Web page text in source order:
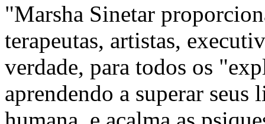
"Marsha Sinetar
terapeutas, artistas,
verdade, para todos os
aprendendo a superar seus